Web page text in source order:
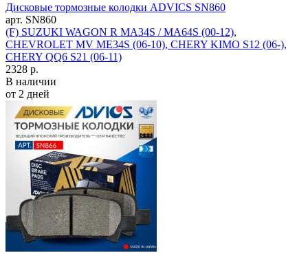
Дисковые тормозные колодки ADVICS SN860
арт. SN860
(F) SUZUKI WAGON R MA34S / MA64S (00-12),
CHEVROLET MV ME34S (06-10), CHERY KIMO S12 (06-),
CHERY QQ6 S21 (06-11)
2328 р.
В наличии
от 2 дней